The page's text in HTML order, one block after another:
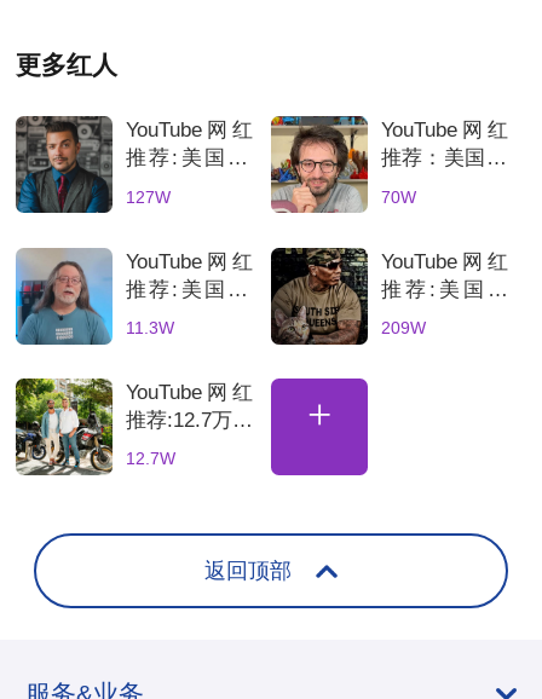
更多红人
YouTube网红
推荐:美国3C
科技数码测评
127W
YouTube网红
推荐：美国70
万粉丝3D打
评测账号解析
70W
YouTube网红
推荐:美国3D
打印机深度测
11.3W
YouTube网红
推荐:美国科
技网红高互动
209W
YouTube网红
推荐:12.7万粉
丝土耳其骑行
牌合
12.7W
+
返回顶部